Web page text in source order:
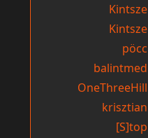
Kintsze
Kintsze
pöcc
balintmed
OneThreeHill
krisztian
[S]top